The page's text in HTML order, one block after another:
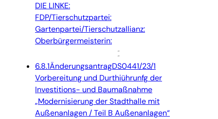
DIE LINKE:
FDP/Tierschutzpartei:
Gartenpartei/Tierschutzallianz:
Oberbürgermeisterin:
6.8.1ÄnderungsantragDS0441/23/1
Vorbereitung und Durthiührunfg der
Investitions- und Baumaßnahme
„Modernisierung der Stadthalle mit
Außenanlagen / Teil B Außenanlagen“